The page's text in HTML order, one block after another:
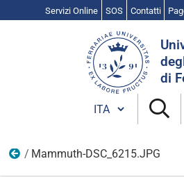
Servizi Online SOS Contatti
di
Cambia lingua
Ateneo di Ferrara
Mammuth-DSC_6215.JPG